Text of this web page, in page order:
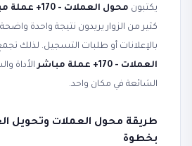
يكتبون محول العملات - 170+ عملة مباشر
كثير من الزوار يريدون نتيجة واحدة
بالإعلانات أو طلبات التسجيل. لذلك
العملات - 170+ عملة مباشر
الأداة
الشائعة في مكان واحد.
طريقة محول العملات وتحويل
بخطوة